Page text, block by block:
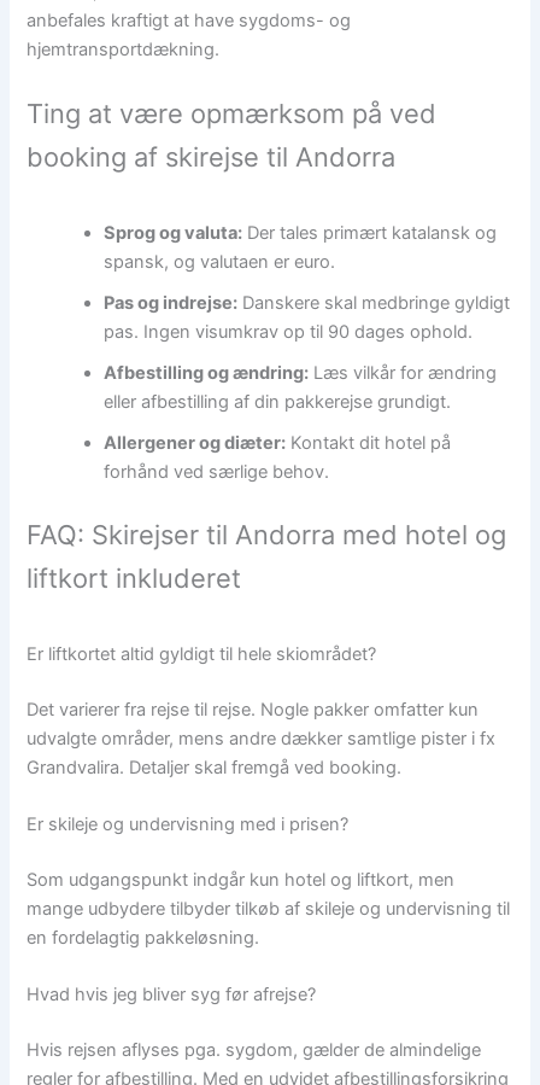
anbefales kraftigt at have sygdoms- og
hjemtransportdækning.
Ting at være opmærksom på ved
booking af skirejse til Andorra
Sprog og valuta: Der tales primært katalansk og
spansk, og valutaen er euro.
Pas og indrejse: Danskere skal medbringe gyldigt
pas. Ingen visumkrav op til 90 dages ophold.
Afbestilling og ændring: Læs vilkår for ændring
eller afbestilling af din pakkerejse grundigt.
Allergener og diæter: Kontakt dit hotel på
forhånd ved særlige behov.
FAQ: Skirejser til Andorra med hotel og
liftkort inkluderet
Er liftkortet altid gyldigt til hele skiområdet?
Det varierer fra rejse til rejse. Nogle pakker omfatter kun
udvalgte områder, mens andre dækker samtlige pister i fx
Grandvalira. Detaljer skal fremgå ved booking.
Er skileje og undervisning med i prisen?
Som udgangspunkt indgår kun hotel og liftkort, men
mange udbydere tilbyder tilkøb af skileje og undervisning til
en fordelagtig pakkeløsning.
Hvad hvis jeg bliver syg før afrejse?
Hvis rejsen aflyses pga. sygdom, gælder de almindelige
regler for afbestilling. Med en udvidet afbestillingsforsikring